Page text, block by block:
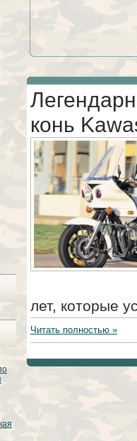
конь
лет, которые
Читать полностью »